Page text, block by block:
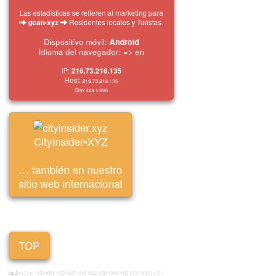
Las estadísticas se refieren al marketing para
gcan•xyz Residentes locales y Turistas.
Dispositivo móvil: Android
Idioma del navegador: => en
IP:216.73.216.135
Host: 216.73.216.135
Dim:448 x896
CityInsider•XYZ
… también en nuestro
sitio web internacional
TOP
(q: 2• ) [ (id: 1050 1051 1053 1047 1048 1052 1055 1046 1062 1000 1120)] c15:1